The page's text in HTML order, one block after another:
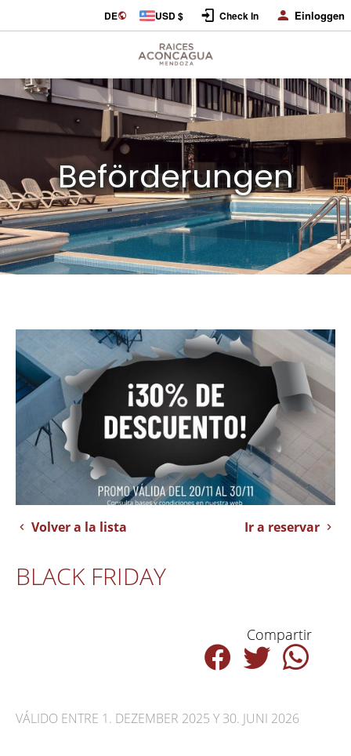
DE USD $ Check In Einloggen
Beförderungen
Volver a la lista Ir a reservar
BLACK FRIDAY
Compartir
VÁLIDO ENTRE 1. DEZEMBER 2025 Y 30. JUNI 2026